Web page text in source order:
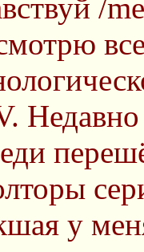
/
у